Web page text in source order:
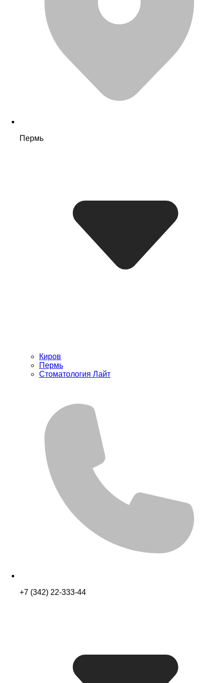
Пермь
Киров
Пермь
Стоматология Лайт
+7 (342) 22-333-44